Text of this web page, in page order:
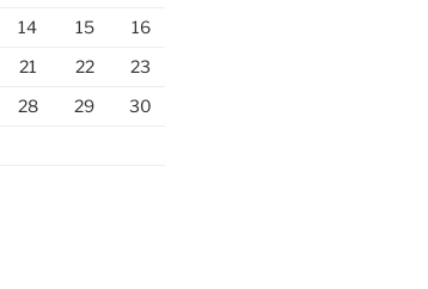
14 15
16
21 22
23
28 29
30